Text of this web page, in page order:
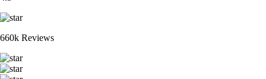
660k Reviews